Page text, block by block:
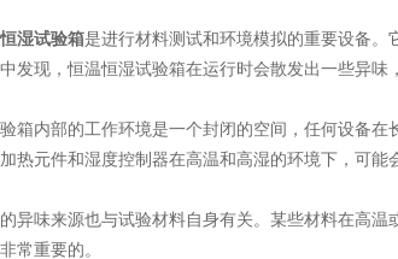
湿试验箱是进行材料测试和环境模拟的重要设备。
发现，恒温恒湿试验箱在运行时会散发出一些异味
箱内部的工作环境是一个封闭的空间，任何设备
热元件和湿度控制器在高温和高湿的环境下，可能
异味来源也与试验材料自身有关。某些材料在高
常重要的。